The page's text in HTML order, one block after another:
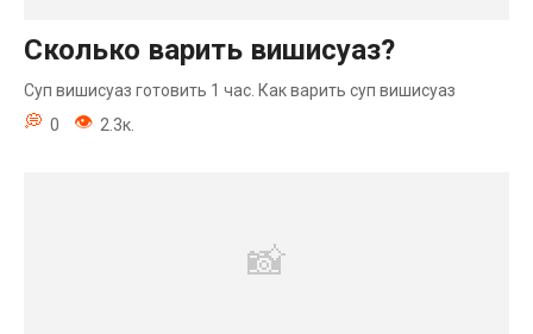
Сколько варить вишисуаз?
Суп вишисуаз готовить 1 час. Как варить суп вишисуаз
0
2.3к.